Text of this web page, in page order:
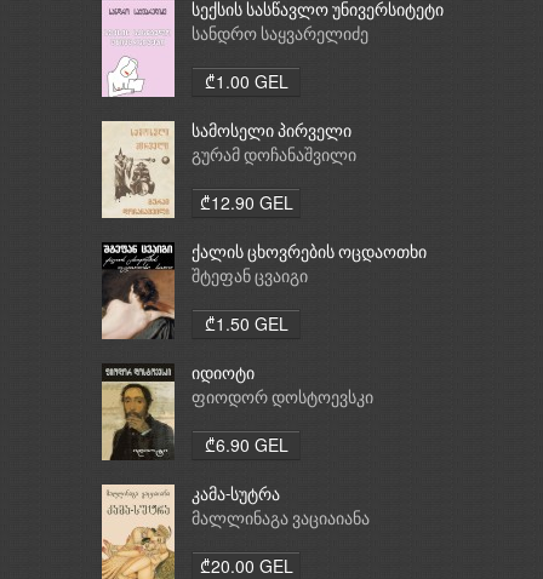
სექსის სასწავლო უნივერსიტეტი
სანდრო საყვარელიძე
₾1.00 GEL
სამოსელი პირველი
გურამ დოჩანაშვილი
₾12.90 GEL
ქალის ცხოვრების ოცდაოთხი
საათი
შტეფან ცვაიგი
₾1.50 GEL
იდიოტი
ფიოდორ დოსტოევსკი
₾6.90 GEL
კამა-სუტრა
მალლინაგა ვაციაიანა
₾20.00 GEL